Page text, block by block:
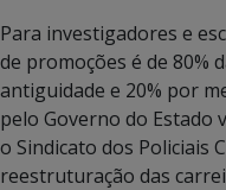
Para investigadores e
de promoções é de 80%
antiguidade e 20% por
pelo Governo do Estado
o Sindicato dos Policiais
reestruturação das